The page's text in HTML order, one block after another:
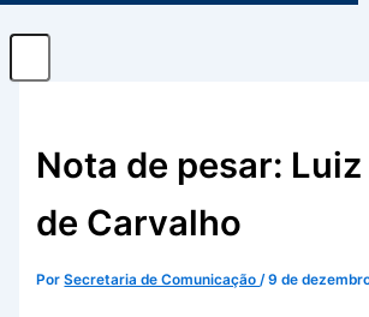
Nota de pesar:
de Carvalho
PorSecretaria de Comunicação/9 de